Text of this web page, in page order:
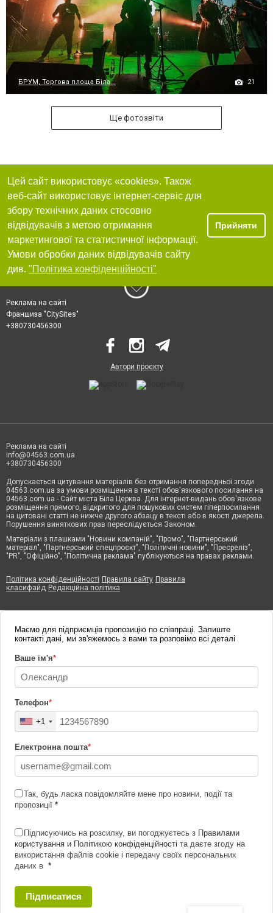
БРУМ, Торгова площа Біла... 21
Ще фотозвіти
Цей сайт використовує «cookies». Також
веб-сайт використовує інтернет-сервіс для
збору технічних даних стосовно
відвідувачів з метою отримання
маркетингової та статистичної інформації.
Умови обробки даних відвідувачів сайту
див. "Політика конфіденційності"
Прийняти
Реклама на сайті
Франшиза "CitySites"
+380730456300
Автори проєкту
Реклама на сайті
info@04563.com.ua
+380730456300
Допускається цитування матеріалів без отримання попередньої згоди
04563.com.ua за умови розміщення в тексті обов'язкового посилання на
04563.com.ua - Сайт міста Біла Церква. Для інтернет-видань обов'язкове
розміщення прямого, відкритого для пошукових систем гіперпосилання
на цитовані статті не нижче другого абзацу в тексті або в якості джерела.
Порушення виняткових прав переслідується Законом.
Матеріали з плашками "Новини компаній", "Промо", "Партнерський
матеріал", "Партнерський спецпроєкт", "Політичні новини", "Пресреліз",
"PR", "Офіційно", "Політична реклама" публікуються на правах реклами.
Політика конфіденційності Правила сайту Правила
класифайд Редакційна політика
Маємо для підприємців пропозицію по співпраці. Залиште
контакті дані, ми зв'яжемось з вами та розповімо всі деталі
Ваше ім'я*
Телефон*
+1
Електронна пошта*
Так, будь ласка повідомляйте мене про новини, події та
пропозиції *
Підписуючись на розсилку, ви погоджуєтесь з Правилами
користування и Політикою конфіденційності та даєте згоду на
використання файлів cookie і передачу своїх персональних
даних в *
Підписатися